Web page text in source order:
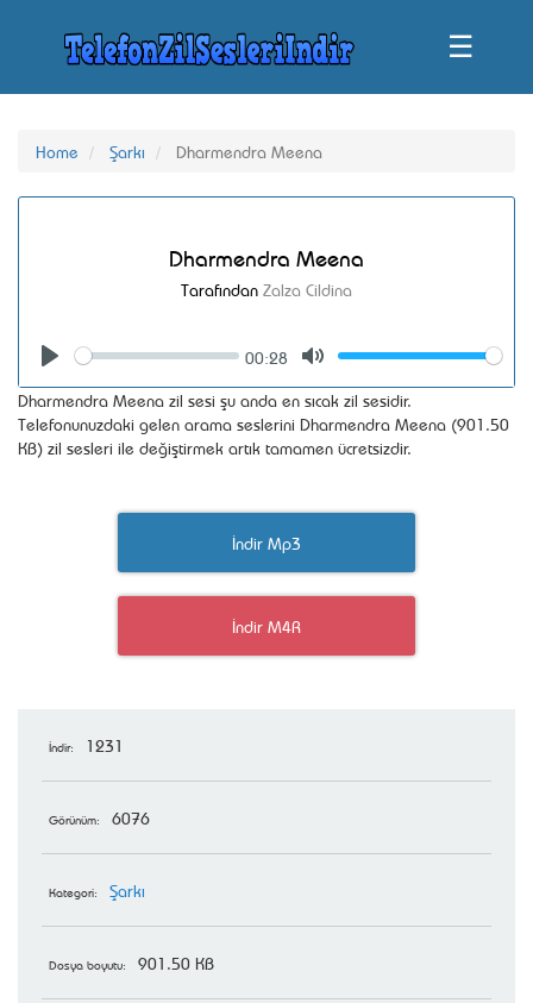
☰
Home Şarkı Dharmendra Meena
Dharmendra Meena
Tarafından Zalza Cildina
Seek
00:28
Volume
Dharmendra Meena zil sesi şu anda en sıcak zil sesidir.
Telefonunuzdaki gelen arama seslerini Dharmendra Meena (901.50
KB) zil sesleri ile değiştirmek artık tamamen ücretsizdir.
İndir Mp3
İndir M4R
İndir: 1231
Görünüm: 6076
Kategori: Şarkı
Dosya boyutu: 901.50 KB